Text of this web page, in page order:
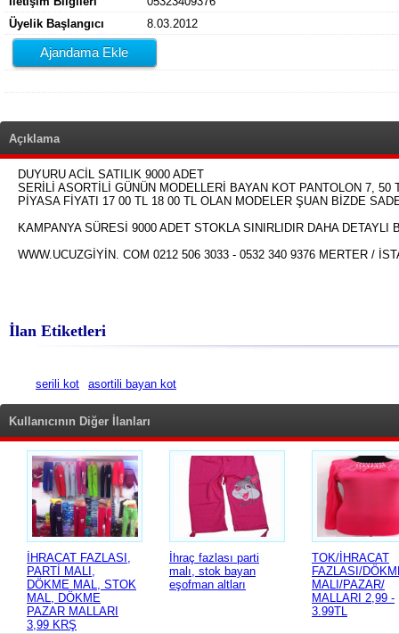
Üyelik Başlangıcı
8.03.2012
Ajandama Ekle
Açıklama
DUYURU ACİL SATILIK 9000 ADET
SERİLİ ASORTİLİ GÜNÜN MODELLERİ BAYAN KOT PANTOLON 7, 50
PİYASA FİYATI 17 00 TL 18 00 TL OLAN MODELER ŞUAN BİZDE
KAMPANYA SÜRESİ 9000 ADET STOKLA SINIRLIDIR DAHA
WWW.UCUZGİYİN. COM 0212 506 3033 - 0532 340 9376 MERTER /
İlan Etiketleri
serili kot asortili bayan kot
Kullanıcının Diğer İlanları
İHRACAT FAZLASI,
PARTİ MALI,
DÖKME MAL, STOK
MAL, DÖKME
PAZAR MALLARI
3,99 KRŞ
İhraç fazlası parti
malı, stok bayan
eşofman altları
TOK/İHRACAT
FAZLASI/
MALI/PAZAR/
MALLARI 2,99 -
3.99TL